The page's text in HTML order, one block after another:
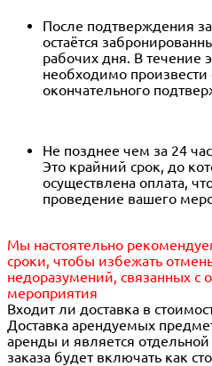
После подтверждения
остаётся
рабочих дня. В течение
необходимо произвести
окончательного
Не позднее чем за 24
Это крайний срок, до
осуществлена оплата,
проведение вашего
Мы настоятельно
сроки, чтобы избежать
недоразумений, связанных с
мероприятия
Входит ли доставка в
Доставка арендуемых
аренды и является
заказа будет включать как